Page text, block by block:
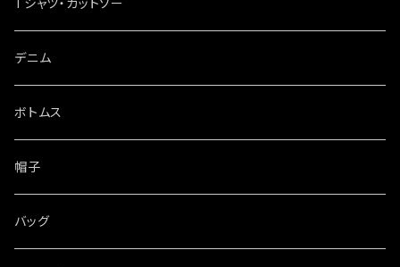
Tシャツ・カットソー
デニム
ボトムス
帽子
バッグ